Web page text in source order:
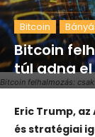
Bitcoin felhalmozás:
Bitcoin
Bitcoin
túl adna
Eric Trump,
és stratégiai